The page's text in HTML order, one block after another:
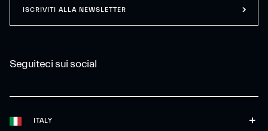
ITALY
Seguiteci sui social
ISCRIVITI ALLA NEWSLETTER